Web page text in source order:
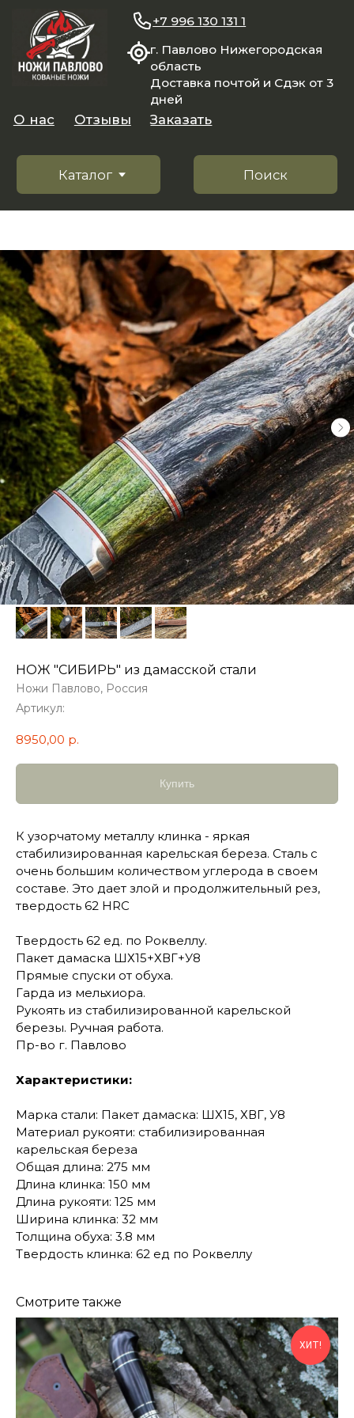
область
Доставка почтой и Сдэк от 3
Поиск
Каталог
Заказать
+7 996 130 131 1
НОЖ "СИБИРЬ" из дамасской стали
Ножи Павлово, Россия
Артикул:
8950,00 р.
Купить
К узорчатому металлу клинка - яркая
стабилизированная карельская береза. Сталь с
очень большим количеством углерода в своем
составе. Это дает злой и продолжительный рез,
твердость 62 HRC
Твердость 62 ед. по Роквеллу.
Пакет дамаска ШХ15+ХВГ+У8
Прямые спуски от обуха.
Гарда из мельхиора.
Рукоять из стабилизированной карельской
березы. Ручная работа.
Пр-во г. Павлово
Характеристики:
Марка стали: Пакет дамаска: ШХ15, ХВГ, У8
Материал рукояти: стабилизированная
карельская береза
Общая длина: 275 мм
Длина клинка: 150 мм
Длина рукояти: 125 мм
Ширина клинка: 32 мм
Толщина обуха: 3.8 мм
Твердость клинка: 62 ед по Роквеллу
Смотрите также
ХИТ!
КОНТАКТЫ